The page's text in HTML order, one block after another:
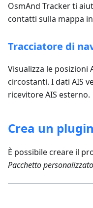
OsmAnd Tracker ti
contatti sulla mappa
Tracciatore di
Visualizza le posizioni
circostanti. I dati AIS
ricevitore AIS esterno.
Crea un
È possibile creare il
Pacchetto personalizzato